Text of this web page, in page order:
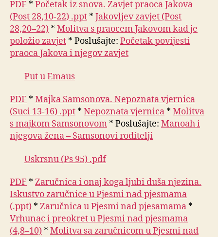
PDF * Početak iz snova. Zavjet praoca Jakova
(Post 28,10-22) .ppt * Jakovljev zavjet (Post
28,20–22) * Molitva s praocem Jakovom kad je
položio zavjet * Poslušajte: Početak povijesti
praoca Jakova i njegov zavjet
Put u Emaus
PDF * Majka Samsonova. Nepoznata vjernica
(Suci 13-16) .ppt * Nepoznata vjernica * Molitva
s majkom Samsonovom * Poslušajte: Manoah i
njegova žena – Samsonovi roditelji
Uskrsnu (Ps 95) .pdf
PDF * Zaručnica i onaj koga ljubi duša njezina.
Iskustvo zaručnice u Pjesmi nad pjesmama
(.ppt) * Zaručnica u Pjesmi nad pjesamama *
Vrhunac i preokret u Pjesmi nad pjesmama
(4,8–10) * Molitva sa zaručnicom u Pjesmi nad